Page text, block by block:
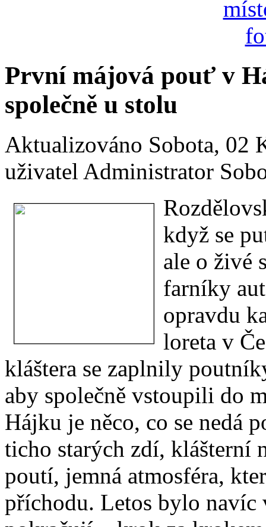
První májová pouť v
společně u stolu
Aktualizováno Sobota, 02
uživatel Administrator
když se
ale o živé
farníky
opravdu
loreta v
kláštera se zaplnily
aby společně vstoupili do
Hájku je něco, co se nedá
ticho starých zdí, klášterní
poutí, jemná atmosféra,
příchodu. Letos bylo navíc